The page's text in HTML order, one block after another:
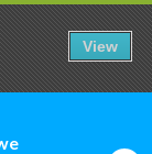
View